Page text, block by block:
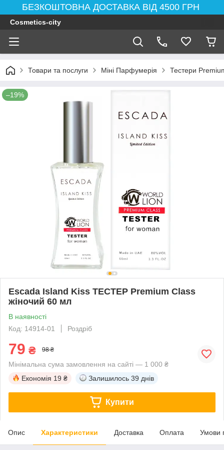
БЕЗКОШТОВНА ДОСТАВКА ВІД 4500 ГРН
Cosmetics-city
Товари та послуги Міні Парфумерія Тестери
–19%
Escada Island Kiss ТЕСТЕР Premium Class
жіночий 60 мл
В наявності
Код: 14914-01
Роздріб
79 ₴ 98 ₴
Мінімальна сума замовлення на сайті — 1 000 ₴
Економія 19 ₴ Залишилось 39 днів
Купити
Опис Характеристики Доставка Оплата Умови